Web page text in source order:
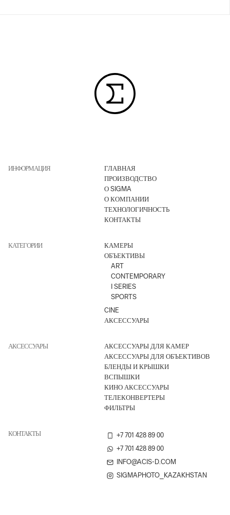
ИНФОРМАЦИЯ
ГЛАВНАЯ
ПРОИЗВОДСТВО
О SIGMA
О КОМПАНИИ
ТЕХНОЛОГИЧНОСТЬ
КОНТАКТЫ
КАТЕГОРИИ
КАМЕРЫ
ОБЪЕКТИВЫ
ART
CONTEMPORARY
I SERIES
SPORTS
CINE
АКСЕССУАРЫ
АКСЕССУАРЫ
АКСЕССУАРЫ ДЛЯ КАМЕР
АКСЕССУАРЫ ДЛЯ ОБЪЕКТИВОВ
БЛЕНДЫ И КРЫШКИ
ВСПЫШКИ
КИНО АКСЕССУАРЫ
ТЕЛЕКОНВЕРТЕРЫ
ФИЛЬТРЫ
КОНТАКТЫ
+7 701 428 89 00
+7 701 428 89 00
INFO@ACIS-D.COM
SIGMAPHOTO_KAZAKHSTAN